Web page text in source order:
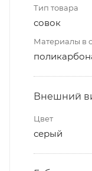
Тип товара
совок
Материалы в
Внешний
Цвет
серый